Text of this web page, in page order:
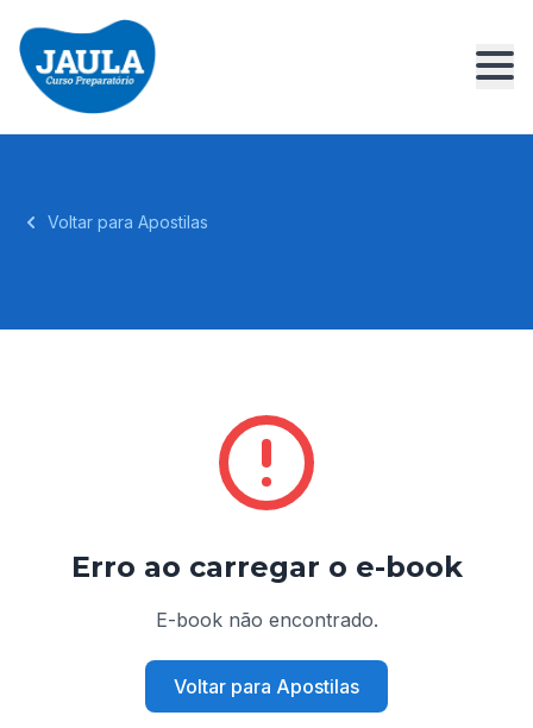
Voltar para Apostilas
Erro ao carregar o e-book
E-book não encontrado.
Voltar para Apostilas